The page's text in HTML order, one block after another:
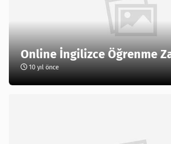
Online İngilizce Öğrenme
10 yıl önce